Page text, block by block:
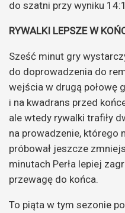
do szatni przy wyniku
RYWALKI LEPSZE W
Sześć minut gry
do doprowadzenia do
wejścia w drugą połowę
i na kwadrans przed
ale wtedy rywalki trafiły
na prowadzenie, którego
próbował jeszcze
minutach Perła lepiej
przewagę do końca.
To piąta w tym sezonie